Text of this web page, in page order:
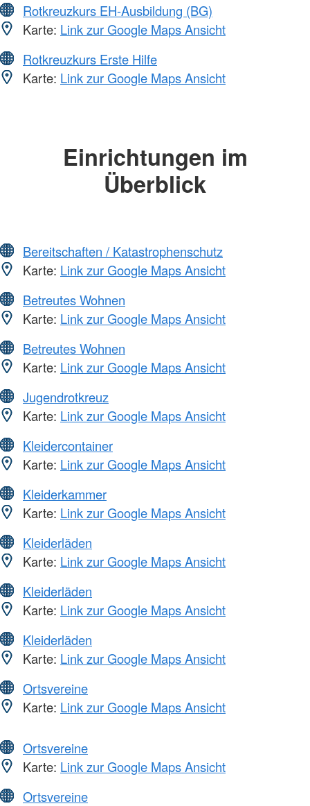
Rotkreuzkurs EH-Ausbildung (BG)
Karte: Link zur Google Maps Ansicht
Rotkreuzkurs Erste Hilfe
Karte: Link zur Google Maps Ansicht
Einrichtungen im
Überblick
Bereitschaften / Katastrophenschutz
Karte: Link zur Google Maps Ansicht
Betreutes Wohnen
Karte: Link zur Google Maps Ansicht
Betreutes Wohnen
Karte: Link zur Google Maps Ansicht
Jugendrotkreuz
Karte: Link zur Google Maps Ansicht
Kleidercontainer
Karte: Link zur Google Maps Ansicht
Kleiderkammer
Karte: Link zur Google Maps Ansicht
Kleiderläden
Karte: Link zur Google Maps Ansicht
Kleiderläden
Karte: Link zur Google Maps Ansicht
Kleiderläden
Karte: Link zur Google Maps Ansicht
Ortsvereine
Karte: Link zur Google Maps Ansicht
Ortsvereine
Karte: Link zur Google Maps Ansicht
Ortsvereine